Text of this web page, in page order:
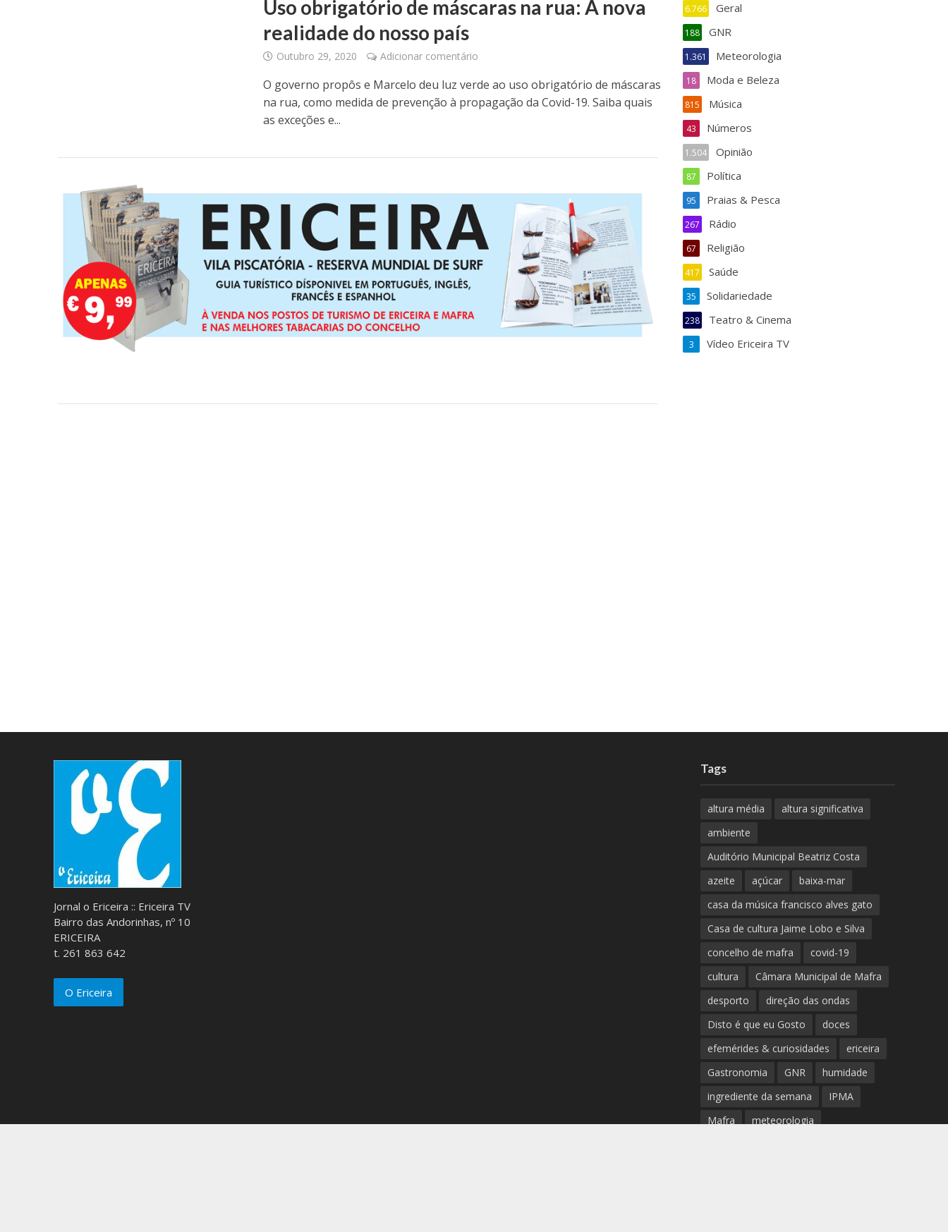
Uso obrigatório de máscaras na rua: A nova
realidade do nosso país
Outubro 29, 2020 Adicionar comentário
O governo propôs e Marcelo deu luz verde ao uso obrigatório de máscaras
na rua, como medida de prevenção à propagação da Covid-19. Saiba quais
as exceções e...
Geral
6.766
GNR
188
Meteorologia
1.361
Moda e Beleza
18
Música
815
Números
43
Opinião
1.504
Política
87
Praias & Pesca
95
Rádio
267
Religião
67
Saúde
417
Solidariedade
35
Teatro & Cinema
238
Vídeo Ericeira TV
3
Jornal o Ericeira :: Ericeira TV
Bairro das Andorinhas, nº 10
ERICEIRA
t. 261 863 642
O Ericeira
Tags
altura média
altura significativa
ambiente
Auditório Municipal Beatriz Costa
azeite
açúcar
baixa-mar
casa da música francisco alves gato
Casa de cultura Jaime Lobo e Silva
concelho de mafra
covid-19
cultura
Câmara Municipal de Mafra
desporto
direção das ondas
Disto é que eu Gosto
doces
efemérides & curiosidades
ericeira
Gastronomia
GNR
humidade
ingrediente da semana
IPMA
Mafra
meteorologia